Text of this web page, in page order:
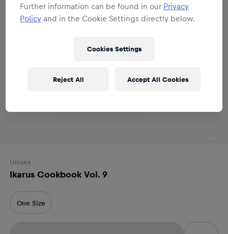
Unisex
Ikarus Cookbook Vol. 9
One Size
Further information can be found in our Privacy
Policy and in the Cookie Settings directly below.
Cookies Settings
Reject All Accept All Cookies